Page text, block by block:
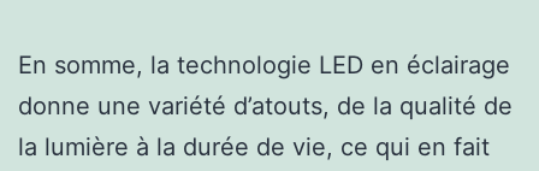
En somme, la technologie LED en éclairage
donne une variété d’atouts, de la qualité de
la lumière à la durée de vie, ce qui en fait